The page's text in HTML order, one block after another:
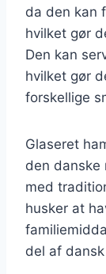
da den kan
hvilket gør
Den kan
hvilket gør
forskellige
Glaseret
den danske
med
husker at
del af